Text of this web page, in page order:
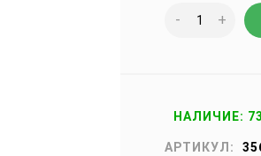
- +
НАЛИЧИЕ:
АРТИКУЛ: